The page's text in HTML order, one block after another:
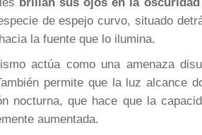
de espejo curvo, situado
la fuente que lo ilumina.
actúa como una amenaza
permite que la luz alcance
nocturna, que hace que la
aumentada.